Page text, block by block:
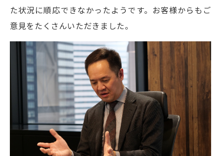
た状況に順応できなかったようです。お客様からもご
意見をたくさんいただきました。